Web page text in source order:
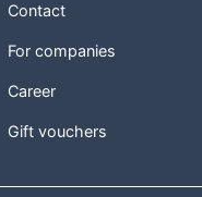
Contact
For companies
Career
Gift vouchers